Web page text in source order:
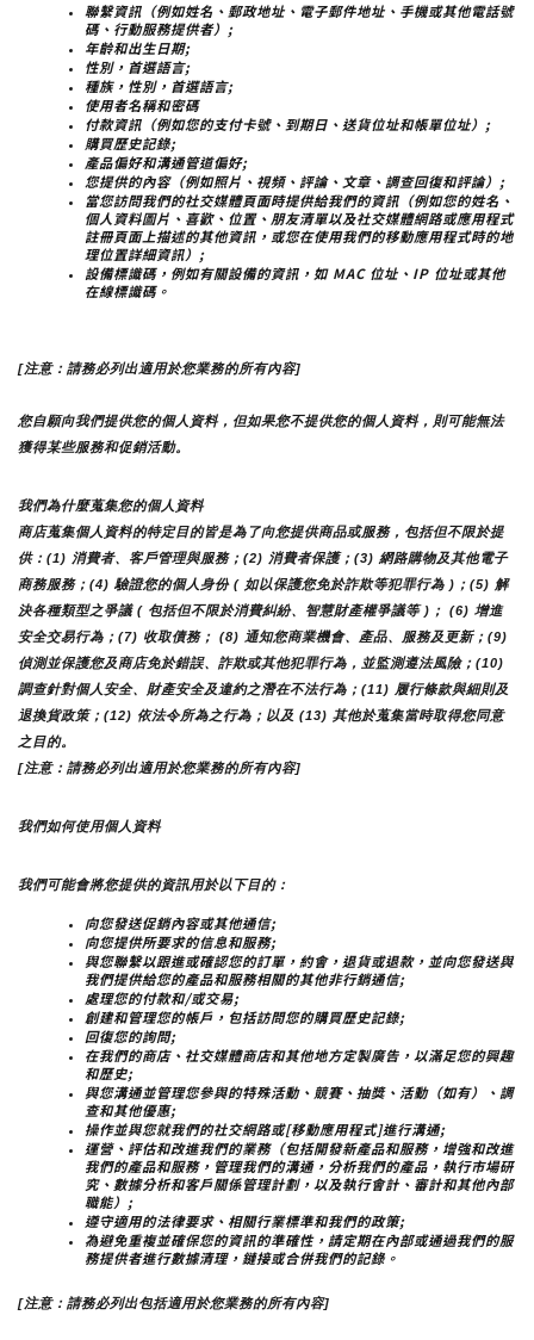
聯繫資訊（例如姓名、郵政地址、電子郵件地址、手機或其他電話號
碼、行動服務提供者）;
年齡和出生日期;
性別，首選語言;
種族，性別，首選語言;
使用者名稱和密碼
付款資訊（例如您的支付卡號、到期日、送貨位址和帳單位址）;
購買歷史記錄;
產品偏好和溝通管道偏好;
您提供的內容（例如照片、視頻、評論、文章、調查回復和評論）;
當您訪問我們的社交媒體頁面時提供給我們的資訊（例如您的姓名、
個人資料圖片、喜歡、位置、朋友清單以及社交媒體網路或應用程式
註冊頁面上描述的其他資訊，或您在使用我們的移動應用程式時的地
理位置詳細資訊）;
設備標識碼，例如有關設備的資訊，如 MAC 位址、IP 位址或其他
在線標識碼。
[注意：請務必列出適用於您業務的所有內容]
您自願向我們提供您的個人資料，但如果您不提供您的個人資料，則可能無法
獲得某些服務和促銷活動。
我們為什麼蒐集您的個人資料
商店蒐集個人資料的特定目的皆是為了向您提供商品或服務，包括但不限於提
供：(1) 消費者、客戶管理與服務；(2) 消費者保護；(3) 網路購物及其他電子
商務服務；(4) 驗證您的個人身份 ( 如以保護您免於詐欺等犯罪行為 )；(5) 解
決各種類型之爭議 ( 包括但不限於消費糾紛、智慧財產權爭議等 )； (6) 增進
安全交易行為；(7) 收取債務； (8) 通知您商業機會、產品、服務及更新；(9)
偵測並保護您及商店免於錯誤、詐欺或其他犯罪行為，並監測遵法風險；(10)
調查針對個人安全、財產安全及違約之潛在不法行為；(11) 履行條款與細則及
退換貨政策；(12) 依法令所為之行為；以及 (13) 其他於蒐集當時取得您同意
之目的。
[注意：請務必列出適用於您業務的所有內容]
我們如何使用個人資料
我們可能會將您提供的資訊用於以下目的：
向您發送促銷內容或其他通信;
向您提供所要求的信息和服務;
與您聯繫以跟進或確認您的訂單，約會，退貨或退款，並向您發送與
我們提供給您的產品和服務相關的其他非行銷通信;
處理您的付款和/或交易;
創建和管理您的帳戶，包括訪問您的購買歷史記錄;
回復您的詢問;
在我們的商店、社交媒體商店和其他地方定製廣告，以滿足您的興趣
和歷史;
與您溝通並管理您參與的特殊活動、競賽、抽獎、活動（如有）、調
查和其他優惠;
操作並與您就我們的社交網路或[移動應用程式]進行溝通;
運營、評估和改進我們的業務（包括開發新產品和服務，增強和改進
我們的產品和服務，管理我們的溝通，分析我們的產品，執行市場研
究、數據分析和客戶關係管理計劃，以及執行會計、審計和其他內部
職能）;
遵守適用的法律要求、相關行業標準和我們的政策;
為避免重複並確保您的資訊的準確性，請定期在內部或通過我們的服
務提供者進行數據清理，鏈接或合併我們的記錄。
[注意：請務必列出包括適用於您業務的所有內容]